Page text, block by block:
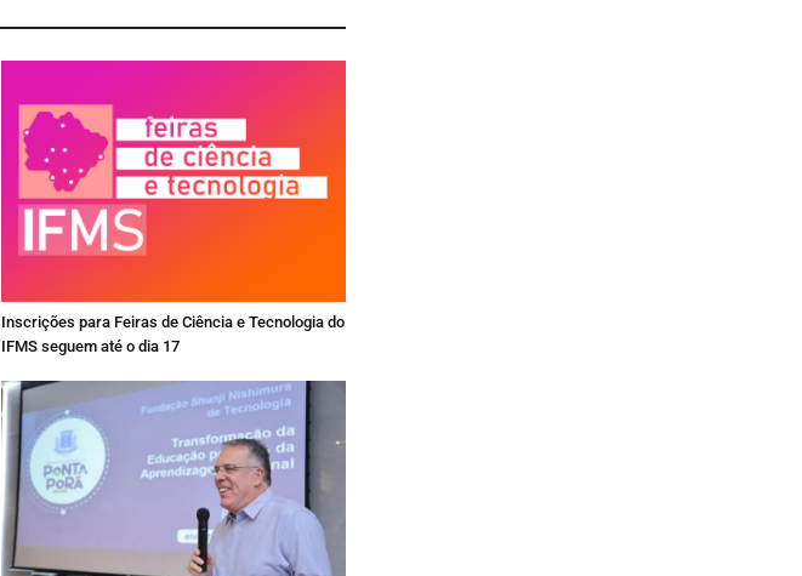
Inscrições para Feiras de Ciência e Tecnologia do
IFMS seguem até o dia 17